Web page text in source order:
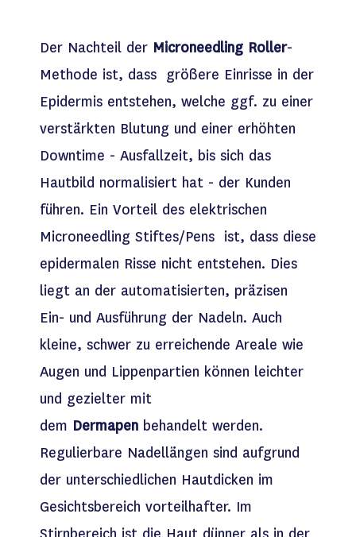
Der Nachteil der Microneedling Roller-
Methode ist, dass größere Einrisse in der
Epidermis entstehen, welche ggf. zu einer
verstärkten Blutung und einer erhöhten
Downtime - Ausfallzeit, bis sich das
Hautbild normalisiert hat - der Kunden
führen. Ein Vorteil des elektrischen
Microneedling Stiftes/Pens ist, dass diese
epidermalen Risse nicht entstehen. Dies
liegt an der automatisierten, präzisen
Ein- und Ausführung der Nadeln. Auch
kleine, schwer zu erreichende Areale wie
Augen und Lippenpartien können leichter
und gezielter mit
dem Dermapen behandelt werden.
Regulierbare Nadellängen sind aufgrund
der unterschiedlichen Hautdicken im
Gesichtsbereich vorteilhafter. Im